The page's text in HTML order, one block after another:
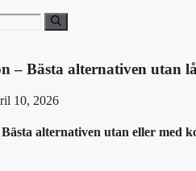
– Bästa alternativen utan
10, 2026
alternativen utan eller med